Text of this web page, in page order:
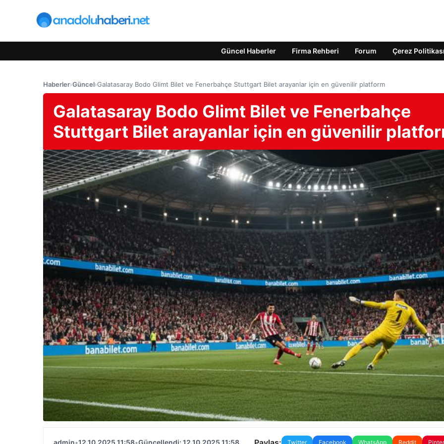
Güncel Haberler Firma Rehberi Forum Çerez Politikası
Haberler›Güncel›Galatasaray Bodo Glimt Bilet ve Fenerbahçe Stuttgart Bilet arayanlar için en güvenilir platform
Galatasaray Bodo Glimt Bilet ve Fenerbahçe
Stuttgart Bilet arayanlar için en güvenilir
Twitter Facebook WhatsApp Reddit